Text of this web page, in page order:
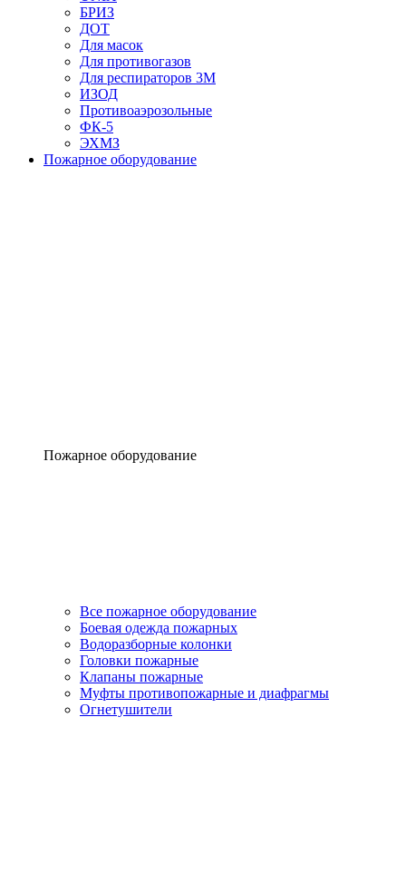
БРИЗ
ДОТ
Для масок
Для противогазов
Для респираторов 3М
ИЗОД
Противоаэрозольные
ФК-5
ЭХМЗ
Пожарное оборудование
Пожарное оборудование
Все пожарное оборудование
Боевая одежда пожарных
Водоразборные колонки
Головки пожарные
Клапаны пожарные
Муфты противопожарные и диафрагмы
Огнетушители